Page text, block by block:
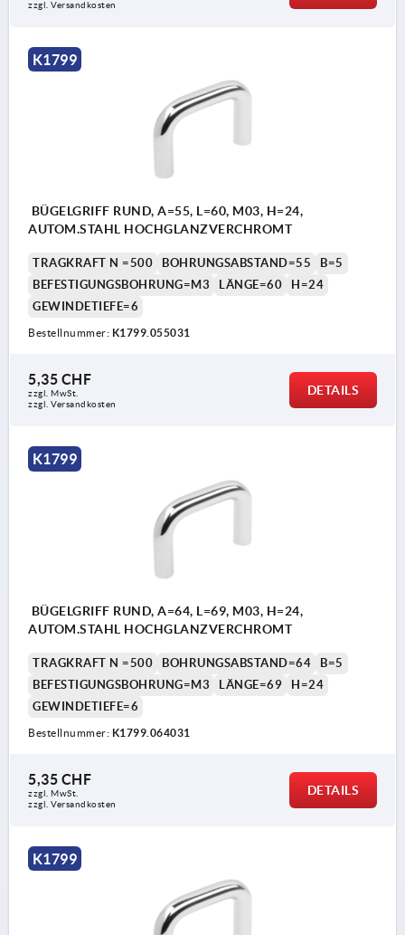
zzgl. Versandkosten
K1799
BÜGELGRIFF RUND, A=55, L=60, M03, H=24,
AUTOM.STAHL HOCHGLANZVERCHROMT
TRAGKRAFT N =500 BOHRUNGSABSTAND=55
B=5
BEFESTIGUNGSBOHRUNG=M3
LÄNGE=60
H=24
GEWINDETIEFE=6
Bestellnummer: K1799.055031
5,35 CHF
zzgl. MwSt.
zzgl. Versandkosten
DETAILS
K1799
BÜGELGRIFF RUND, A=64, L=69, M03, H=24,
AUTOM.STAHL HOCHGLANZVERCHROMT
TRAGKRAFT N =500 BOHRUNGSABSTAND=64
B=5
BEFESTIGUNGSBOHRUNG=M3
LÄNGE=69
H=24
GEWINDETIEFE=6
Bestellnummer: K1799.064031
5,35 CHF
zzgl. MwSt.
zzgl. Versandkosten
DETAILS
K1799